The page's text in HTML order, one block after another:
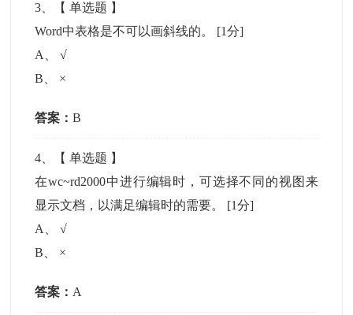
3 、【单选题 】
Word中表格是不可以画斜线的。 [1分]
A
、√
B
×
答案：B
4 、【单选题 】
在wc~rd2000中进行编辑时，可选择不同的视图来
显示文档，以满足编辑时的需要。 [1分]
A
、√
B
×
答案： A